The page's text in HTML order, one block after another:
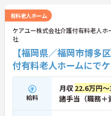
有料老人ホーム
ケアユー株式会社介護付有料老人ホ
社
【福岡県／福岡市博
付有料老人ホームにで
給料
月収 22.6万円
諸手当（職務＋